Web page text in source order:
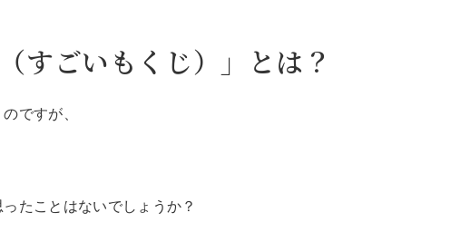
すごいもくじ）」とは？
ですが、
たことはないでしょうか？